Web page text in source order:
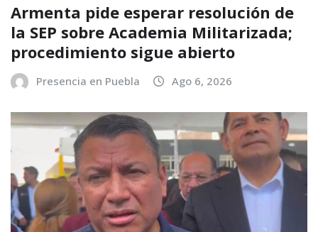
Armenta pide esperar resolución de
la SEP sobre Academia Militarizada;
procedimiento sigue abierto
Presencia en Puebla Ago 6, 2026